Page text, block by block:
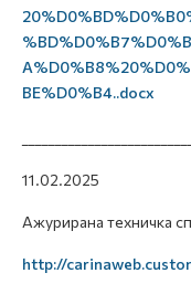
BE%D0%B4..docx
11.02.2025
Ажурирана техничка
http://